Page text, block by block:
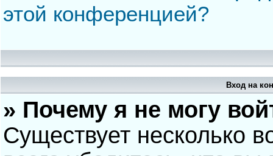
этой конференцией?
Вход на
» Почему я не могу
Существует несколько